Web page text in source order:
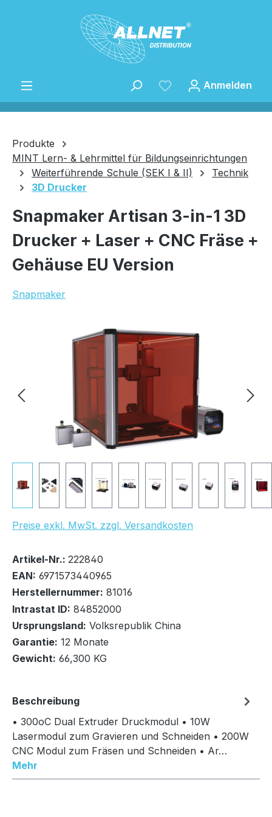
Zum Hauptinhalt springen
Anmelden
Produkte
MINT Lern- & Lehrmittel für Bildungseinrichtungen
Weiterführende Schule (SEK I & II)
Technik
3D Drucker
Snapmaker Artisan 3-in-1 3D
Drucker + Laser + CNC Fräse +
Gehäuse EU Version
Snapmaker
Bildergalerie überspringen
Preise exkl. MwSt. zzgl. Versandkosten
Bestand:13x
Sofort verfügbar, Lieferzeit: 1-2 Tage
In den Warenkorb
Artikel-Nr.: 222840
EAN: 6971573440965
Herstellernummer: 81016
Intrastat ID: 84852000
Ursprungsland: Volksrepublik China
Garantie: 12 Monate
Gewicht: 66,300 KG
Beschreibung
• 300oC Dual Extruder Druckmodul • 10W
Lasermodul zum Gravieren und Schneiden • 200W
CNC Modul zum Fräsen und Schneiden • Ar…
Mehr